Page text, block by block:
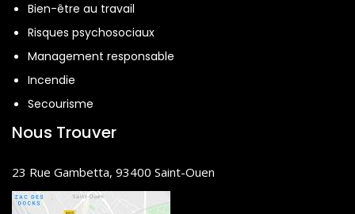
Bien-être au travail
Risques psychosociaux
Management responsable
Incendie
Secourisme
Nous Trouver
23 Rue Gambetta, 93400 Saint-Ouen